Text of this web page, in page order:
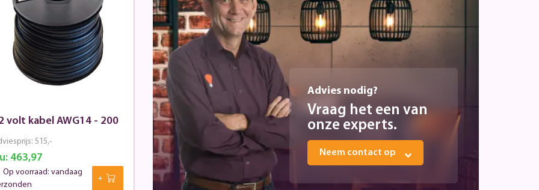
volt kabel AWG14 - 200
463,97
515,-
Op voorraad: vandaag
Advies nodig?
Vraag het een van
onze experts.
Neem contact op